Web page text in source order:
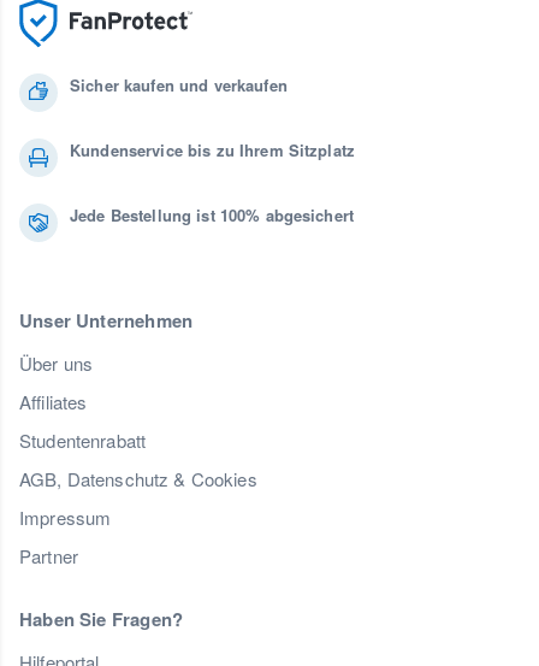
Sicher kaufen und verkaufen
Kundenservice bis zu Ihrem Sitzplatz
Jede Bestellung ist 100% abgesichert
Unser Unternehmen
Über uns
Affiliates
Studentenrabatt
AGB, Datenschutz & Cookies
Impressum
Partner
Haben Sie Fragen?